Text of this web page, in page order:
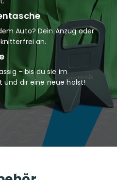
Auto? Dein Anzug oder
an.
– bis du sie im
und dir eine neue holst!